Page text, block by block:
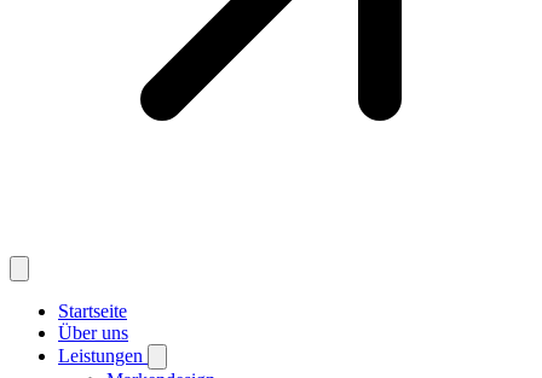
Startseite
Über uns
Leistungen